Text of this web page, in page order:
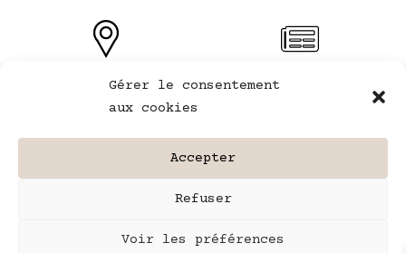
Gérer le consentement
aux cookies
Accepter
Refuser
Voir les préférences
Le Château de mon
Art
⠀
Conditions
location
Mentions légales